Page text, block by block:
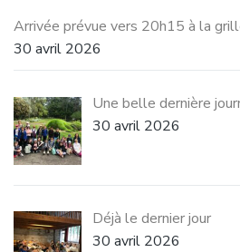
Arrivée prévue vers 20h15 à la
30 avril 2026
Une belle dernière
30 avril 2026
Déjà le dernier jour
30 avril 2026